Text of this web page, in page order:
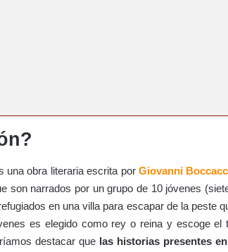
una obra literaria escrita porGiovanni
son narrados por un grupo de 10 jóvenes
en una villa para escapar de la peste
es elegido como rey o reina y escoge el
destacar que las historias presentes